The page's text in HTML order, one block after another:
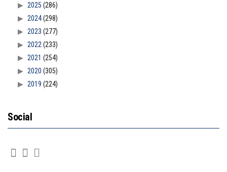
2025 (286)
2024(298)
2023 (277)
2022 (233)
2021 (254)
2020 (305)
2019 (224)
Social